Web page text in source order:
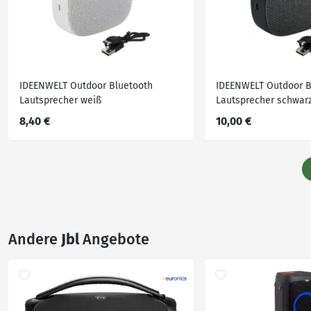
IDEENWELT Outdoor Bluetooth
Lautsprecher weiß
8,40 €
IDEENWELT Outdoor
Lautsprecher
10,00 €
Andere JblAngebote